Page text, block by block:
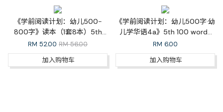
《学前阅读计划：幼儿500-
800字》读本（1套8本）5th
100 words to 8th 100 words
Reader (1 set 8 books)
RM 52.00 RM 56.00
加入购物车
《学前阅读计划：幼儿500字·幼
儿学华语4a》5th 100 words
Learn Mandarin 4a
RM 6.00
加入购物车